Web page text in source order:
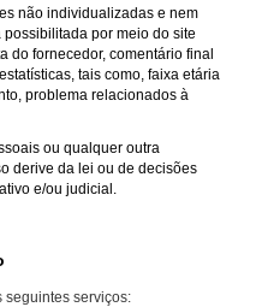
não individualizadas e nem
por meio do site
do fornecedor, comentário final
tais como, faixa etária
problema relacionados à
ou qualquer outra
derive da lei ou de decisões
e/ou judicial.
seguintes serviços: